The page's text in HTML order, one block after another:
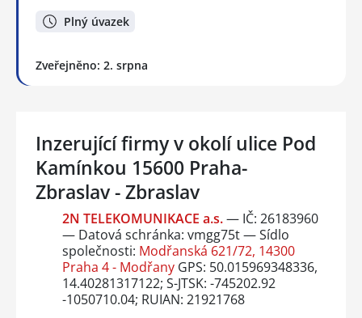
Plný úvazek
Zveřejněno: 2. srpna
Inzerující firmy v okolí ulice Pod
Kamínkou 15600 Praha-
Zbraslav - Zbraslav
2N TELEKOMUNIKACE a.s.— IČ: 26183960
— Datová schránka: vmgg75t — Sídlo
společnosti: Modřanská 621/72, 14300
Praha 4 - ModřanyGPS: 50.015969348336,
14.40281317122; S-JTSK: -745202.92
-1050710.04; RUIAN: 21921768